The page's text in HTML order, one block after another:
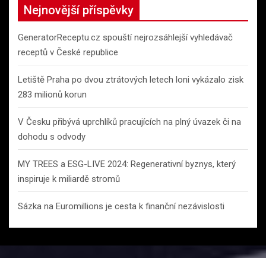
h
Nejnovější příspěvky
GeneratorReceptu.cz spouští nejrozsáhlejší vyhledávač
receptů v České republice
Letiště Praha po dvou ztrátových letech loni vykázalo zisk
283 milionů korun
V Česku přibývá uprchlíků pracujících na plný úvazek či na
dohodu s odvody
MY TREES a ESG-LIVE 2024: Regenerativní byznys, který
inspiruje k miliardě stromů
Sázka na Euromillions je cesta k finanční nezávislosti